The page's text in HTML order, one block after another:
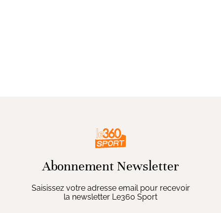
Abonnement Newsletter
Saisissez votre adresse email pour recevoir
la newsletter Le360 Sport